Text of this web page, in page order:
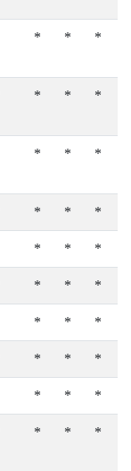
* * *
* * *
* * *
* * *
* * *
* * *
* * *
* * *
* * *
* * *